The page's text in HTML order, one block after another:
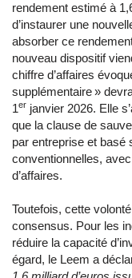
rendement estimé à
d’instaurer une
absorber ce
nouveau dispositif
chiffre d’affaires
supplémentaire »
1er janvier 2026. Elle
que la clause de
par entreprise et basé
conventionnelles,
d’affaires.
Toutefois, cette
consensus. Pour les
réduire la capacité
égard, le Leem a